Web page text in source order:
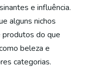
e influência.
alguns nichos
do que
beleza e
categorias.